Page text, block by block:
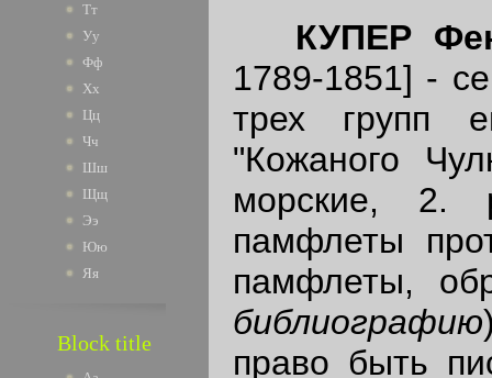
Тт
Уу
Фф
Хх
Цц
Чч
Шш
Щщ
Ээ
Юю
Яя
Block title
КУПЕР
1789-1851] -
трех групп
"Кожаного
морские, 2.
памфлеты
памфлеты,
библиографию
право быть